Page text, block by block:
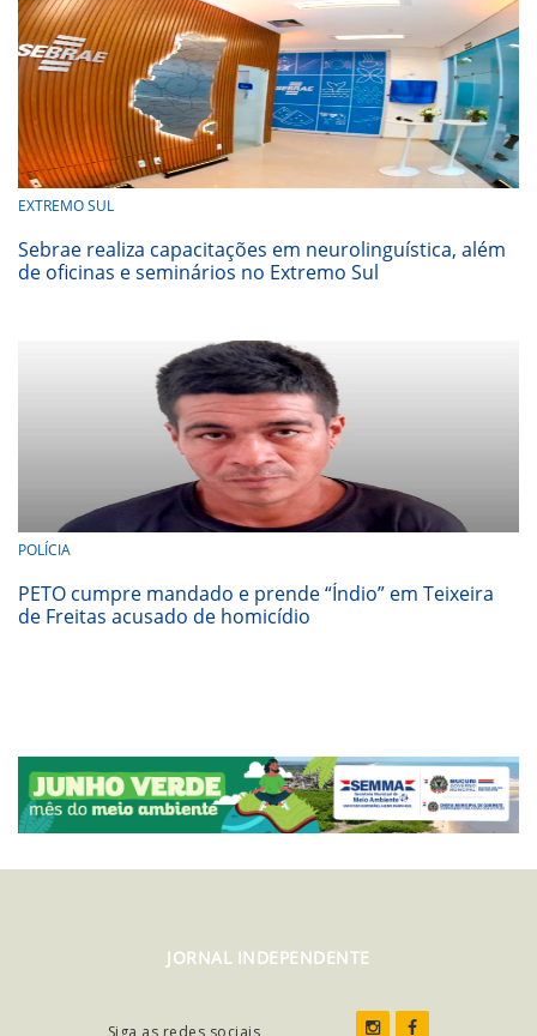
EXTREMO SUL
Sebrae realiza capacitações em neurolinguística, além
de oficinas e seminários no Extremo Sul
POLÍCIA
PETO cumpre mandado e prende “Índio” em Teixeira
de Freitas acusado de homicídio
JORNAL INDEPENDENTE